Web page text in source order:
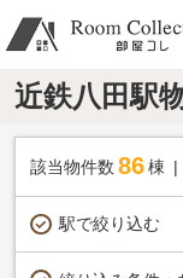
近鉄八田駅
該当物件数 86棟
駅で絞り込む